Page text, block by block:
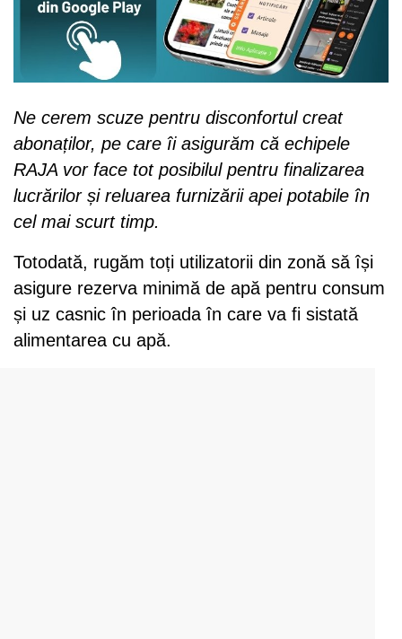
Ne cerem scuze pentru disconfortul creat
abonaților, pe care îi asigurăm că echipele
RAJA vor face tot posibilul pentru finalizarea
lucrărilor și reluarea furnizării apei potabile în
cel mai scurt timp.
Totodată, rugăm toți utilizatorii din zonă să își
asigure rezerva minimă de apă pentru consum
și uz casnic în perioada în care va fi sistată
alimentarea cu apă.